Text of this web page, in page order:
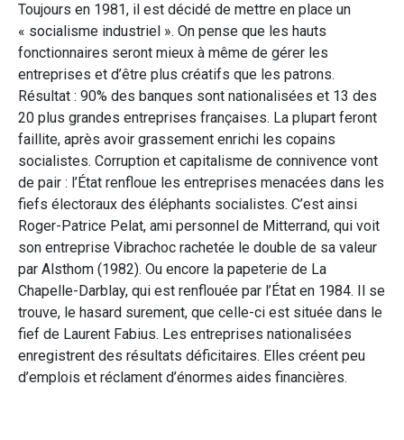
Toujours en 1981, il est décidé de mettre en place un
« socialisme industriel ». On pense que les hauts
fonctionnaires seront mieux à même de gérer les
entreprises et d’être plus créatifs que les patrons.
Résultat : 90% des banques sont nationalisées et 13 des
20 plus grandes entreprises françaises. La plupart feront
faillite, après avoir grassement enrichi les copains
socialistes. Corruption et capitalisme de connivence vont
de pair : l’État renfloue les entreprises menacées dans les
fiefs électoraux des éléphants socialistes. C’est ainsi
Roger-Patrice Pelat, ami personnel de Mitterrand, qui voit
son entreprise Vibrachoc rachetée le double de sa valeur
par Alsthom (1982). Ou encore la papeterie de La
Chapelle-Darblay, qui est renflouée par l’État en 1984. Il se
trouve, le hasard surement, que celle-ci est située dans le
fief de Laurent Fabius. Les entreprises nationalisées
enregistrent des résultats déficitaires. Elles créent peu
d’emplois et réclament d’énormes aides financières.